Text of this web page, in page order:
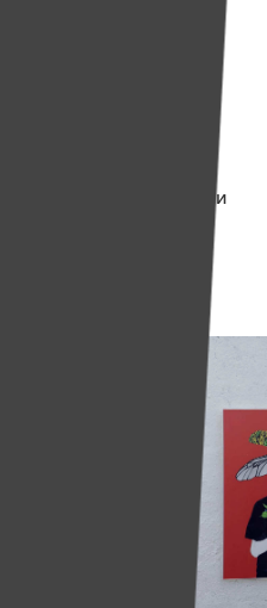
поездку в Бразилию.
галерею».
чтобы распечатать
современных
экспозиция
возле дома на улице
репродукции
десяти
которых
Гладко